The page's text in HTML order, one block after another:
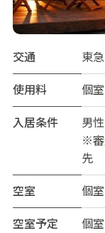
交通
東
使用料
個
入居条件
男
※審
先
空室
個室
空室予定
個